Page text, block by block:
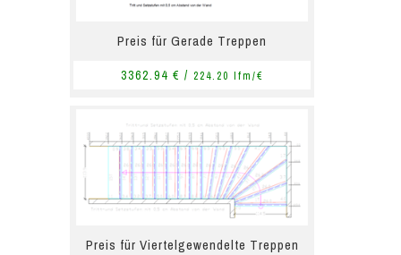
Preis für Gerade Treppen
3362.94 € / 224.20 lfm/€
Preis für Viertelgewendelte Treppen